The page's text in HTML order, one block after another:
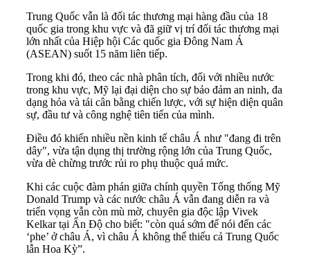
Trung Quốc vẫn là đối tác thương mại hàng đầu của 18
quốc gia trong khu vực và đã giữ vị trí đối tác thương mại
lớn nhất của Hiệp hội Các quốc gia Đông Nam Á
(ASEAN) suốt 15 năm liên tiếp.
Trong khi đó, theo các nhà phân tích, đối với nhiều nước
trong khu vực, Mỹ lại đại diện cho sự bảo đảm an ninh, đa
dạng hóa và tái cân bằng chiến lược, với sự hiện diện quân
sự, đầu tư và công nghệ tiên tiến của mình.
Điều đó khiến nhiều nền kinh tế châu Á như "đang đi trên
dây", vừa tận dụng thị trường rộng lớn của Trung Quốc,
vừa dè chừng trước rủi ro phụ thuộc quá mức.
Khi các cuộc đàm phán giữa chính quyền Tổng thống Mỹ
Donald Trump và các nước châu Á vẫn đang diễn ra và
triển vọng vẫn còn mù mờ, chuyên gia độc lập Vivek
Kelkar tại Ấn Độ cho biết: "còn quá sớm để nói đến các
‘phe’ ở châu Á, vì châu Á không thể thiếu cả Trung Quốc
lẫn Hoa Kỳ”.